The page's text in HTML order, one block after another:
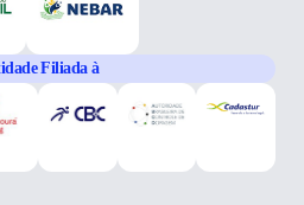
Filiada à